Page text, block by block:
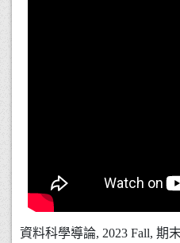
資料科學導論, 2023 Fall, 期